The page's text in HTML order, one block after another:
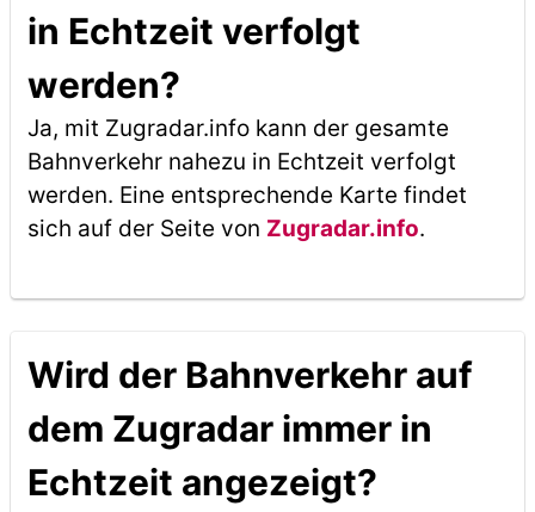
in Echtzeit verfolgt
werden?
Ja, mit Zugradar.info kann der gesamte
Bahnverkehr nahezu in Echtzeit verfolgt
werden. Eine entsprechende Karte findet
sich auf der Seite von Zugradar.info.
Wird der Bahnverkehr auf
dem Zugradar immer in
Echtzeit angezeigt?